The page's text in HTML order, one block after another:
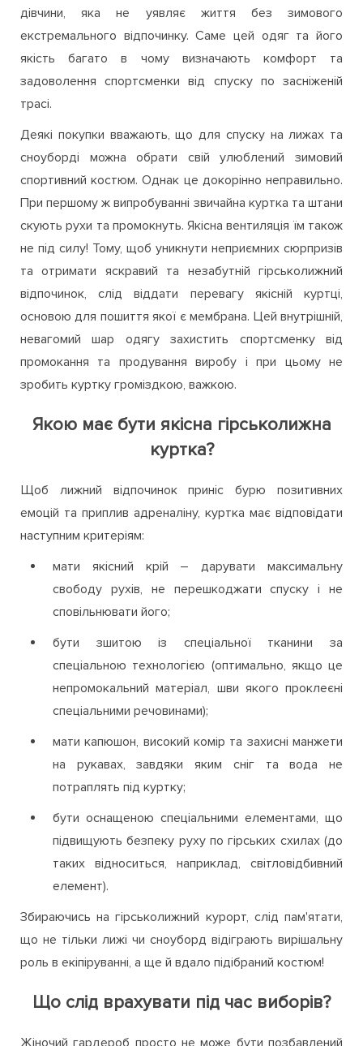
дівчини, яка не уявляє життя без зимового
екстремального відпочинку. Саме цей одяг та його
якість багато в чому визначають комфорт та
задоволення спортсменки від спуску по засніженій
трасі.
Деякі покупки вважають, що для спуску на лижах та
сноуборді можна обрати свій улюблений зимовий
спортивний костюм. Однак це докорінно неправильно.
При першому ж випробуванні звичайна куртка та штани
скують рухи та промокнуть. Якісна вентиляція їм також
не під силу! Тому, щоб уникнути неприємних сюрпризів
та отримати яскравий та незабутній гірськолижний
відпочинок, слід віддати перевагу якісній куртці,
основою для пошиття якої є мембрана. Цей внутрішній,
невагомий шар одягу захистить спортсменку від
промокання та продування виробу і при цьому не
зробить куртку громіздкою, важкою.
Якою має бути якісна гірськолижна
куртка?
Щоб лижний відпочинок приніс бурю позитивних
емоцій та приплив адреналіну, куртка має відповідати
наступним критеріям:
мати якісний крій – дарувати максимальну
свободу рухів, не перешкоджати спуску і не
сповільнювати його;
бути зшитою із спеціальної тканини за
спеціальною технологією (оптимально, якщо це
непромокальний матеріал, шви якого проклеєні
спеціальними речовинами);
мати капюшон, високий комір та захисні манжети
на рукавах, завдяки яким сніг та вода не
потраплять під куртку;
бути оснащеною спеціальними елементами, що
підвищують безпеку руху по гірських схилах (до
таких відноситься, наприклад, світловідбивний
елемент).
Збираючись на гірськолижний курорт, слід пам'ятати,
що не тільки лижі чи сноуборд відіграють вирішальну
роль в екіпіруванні, а ще й вдало підібраний костюм!
Що слід врахувати під час виборів?
Жіночий гардероб просто не може бути позбавлений